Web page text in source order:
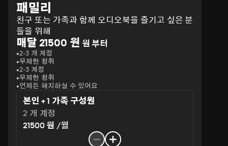
패밀리
친구 또는 가족과 함께 오디오북을 즐기고 싶은 분
들을 위해
매달 21500 원 원 부터
2-3 개 계정
무제한 청취
2-3 계정
무제한 청취
언제든 해지하실 수 있어요
본인 + 1 가족 구성원
2 개 계정
21500 원 /월